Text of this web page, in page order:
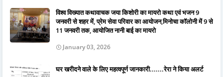
विश्व विख्यात कथावाचक जया किशोरी का मायरो कथा एवं भजन 9
जनवरी से शहर में, प्रेम सेवा परिवार का आयोजन,मिनोचा कॉलोनी में 9 से
11 जनवरी तक, आयोजित नानी बाई का मायरो
January 03, 2026
घर खरीदने वाले के लिए महत्वपूर्ण जानकारी.......रेरा ने किया अलर्ट